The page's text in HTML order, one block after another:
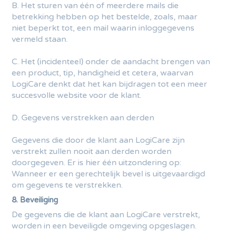
B. Het sturen van één of meerdere mails die
betrekking hebben op het bestelde, zoals, maar
niet beperkt tot, een mail waarin inloggegevens
vermeld staan.
C. Het (incidenteel) onder de aandacht brengen van
een product, tip, handigheid et cetera, waarvan
LogiCare denkt dat het kan bijdragen tot een meer
succesvolle website voor de klant.
D. Gegevens verstrekken aan derden
Gegevens die door de klant aan LogiCare zijn
verstrekt zullen nooit aan derden worden
doorgegeven. Er is hier één uitzondering op:
Wanneer er een gerechtelijk bevel is uitgevaardigd
om gegevens te verstrekken.
8. Beveiliging
De gegevens die de klant aan LogiCare verstrekt,
worden in een beveiligde omgeving opgeslagen.